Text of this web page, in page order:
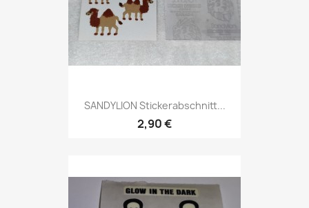
SANDYLION Stickerabschnitt...
2,90 €